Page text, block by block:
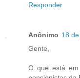
Responder
Anônimo 18
Gente,
O que está